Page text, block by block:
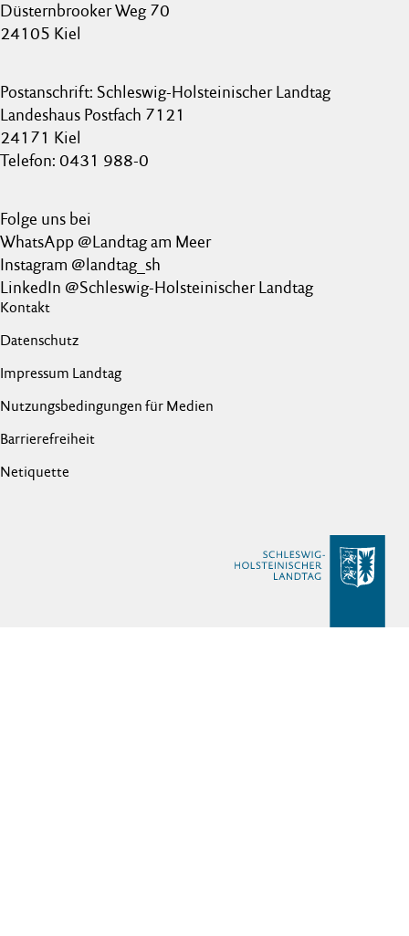
Düsternbrooker Weg 70
24105 Kiel
Postanschrift: Schleswig-Holsteinischer Landtag
Landeshaus Postfach 7121
24171 Kiel
Telefon: 0431 988-0
Folge uns bei
WhatsApp @Landtag am Meer
Instagram @landtag_sh
LinkedIn @Schleswig-Holsteinischer Landtag
Kontakt
Datenschutz
Impressum Landtag
Nutzungsbedingungen für Medien
Barrierefreiheit
Netiquette